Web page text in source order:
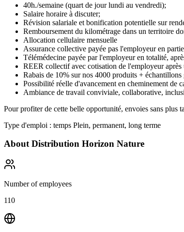
40h./semaine (quart de jour lundi au vendredi);
Salaire horaire à discuter;
Révision salariale et bonification potentielle sur
Remboursement du kilométrage dans un territoire
Allocation cellulaire mensuelle
Assurance collective payée pas l'employeur en
Télémédecine payée par l'employeur en totalité,
REER collectif avec cotisation de l'employeur après
Rabais de 10% sur nos 4000 produits + échantillons
Possibilité réelle d'avancement en cheminement de
Ambiance de travail conviviale, collaborative,
Pour profiter de cette belle opportunité, envoies sans plus
Type d'emploi : temps Plein, permanent, long terme
About Distribution Horizon Nature
Number of employees
110